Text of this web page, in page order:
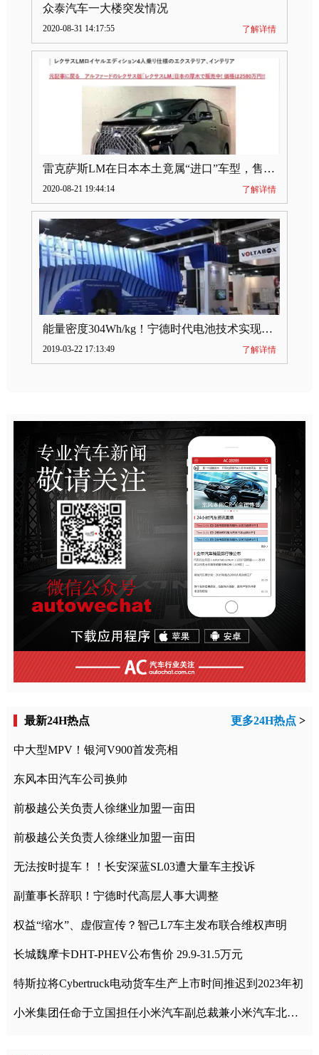
众泰汽车一大楼突发情况
2020-08-31 14:17:55 了解详情
雷克萨斯LM在日本本土竟属“进口”车型，售价2580万日元
2020-08-21 19:44:14 了解详情
能量密度304Wh/kg！宁德时代电池技术实现突破
2019-03-22 17:13:49 了解详情
最新24H热点 更多24H热点 >
中大型MPV！银河V900首发亮相
东风本田汽车公司换帅
前极越公关负责人徐继业加盟一亩田
前极越公关负责人徐继业加盟一亩田
无法按时提车！！长安深蓝SL03遭大量车主投诉
副董事长辞职！宁德时代高层人事大调整
权益“缩水”、虚假宣传？智己L7车主发布联合维权声明
长城魏摩卡DHT-PHEV公布售价 29.9-31.5万元
特斯拉将Cybertruck电动货车生产上市时间推迟到2023年初
小米集团任命于立国担任小米汽车副总裁兼小米汽车北京总部政委